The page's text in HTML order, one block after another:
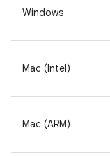
Windows
Mac (Intel)
Mac (ARM)